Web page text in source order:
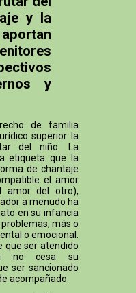
y la
y
de familia
superior la
del niño. La
etiqueta que la
de chantaje
el amor
amor del otro),
a menudo ha
en su infancia
más o
o emocional.
que ser atendido
no cesa su
ser sancionado
acompañado.